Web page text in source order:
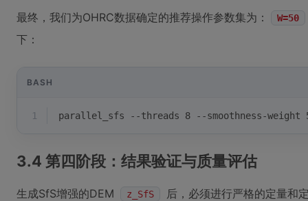
最终，我们为OHRC数据确定的推荐操作参数集为： W=50
下：
BASH
1 parallel_sfs --threads 8 --smoothness-
3.4 第四阶段：结果验证与质量评估
生成SfS增强的DEM z_SfS 后，必须进行严格的定量和